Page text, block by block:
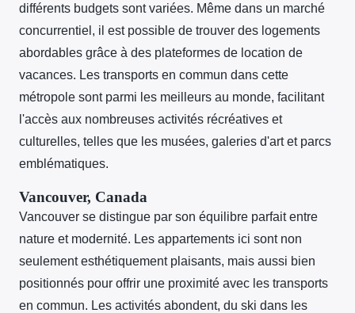
différents budgets sont variées. Même dans un marché
concurrentiel, il est possible de trouver des logements
abordables grâce à des plateformes de location de
vacances. Les transports en commun dans cette
métropole sont parmi les meilleurs au monde, facilitant
l'accès aux nombreuses activités récréatives et
culturelles, telles que les musées, galeries d'art et parcs
emblématiques.
Vancouver, Canada
Vancouver se distingue par son équilibre parfait entre
nature et modernité. Les appartements ici sont non
seulement esthétiquement plaisants, mais aussi bien
positionnés pour offrir une proximité avec les transports
en commun. Les activités abondent, du ski dans les